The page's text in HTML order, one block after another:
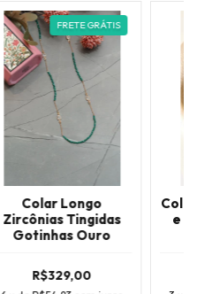
FRETE GRÁTIS
Colar Longo
Zircônias Tingidas
Gotinhas Ouro
R$329,00
e